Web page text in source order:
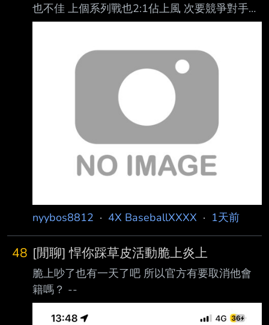
也不佳 上個系列戰也2:1佔上風 次要競爭對手統
一今年對富邦苦手 這週又對上 雖然洋投確實找
何邦版開始一片嘆息了？ --
nyybos8812 · 4X BaseballXXXX · 1天前
48 [閒聊] 悍你踩草皮活動脆上炎上
脆上吵了也有一天了吧 所以官方有要取消他會
籍嗎？ --